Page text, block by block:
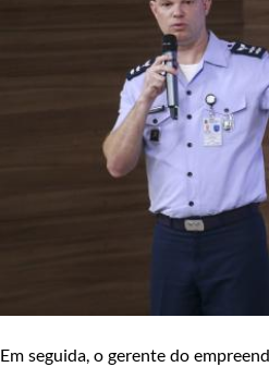
Em seguida, o gerente do